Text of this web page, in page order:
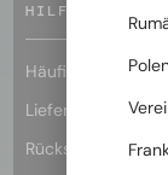
HILFE
Häufig gestellte
Rücksendungs-